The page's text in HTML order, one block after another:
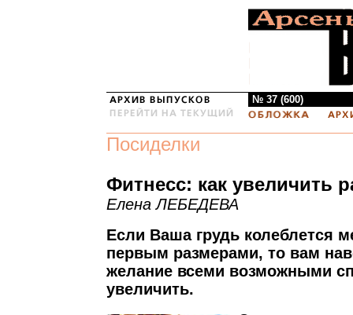
№ 37 (600)
Посиделки
Фитнесс: как увеличить
Елена ЛЕБЕДЕВА
Если Ваша грудь колеблется
первым размерами, то вам
желание всеми возможными
увеличить.